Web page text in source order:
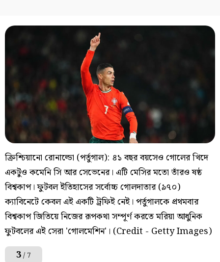
ক্রিশ্চিয়ানো রোনাল্ডো (পর্তুগাল): ৪১ বছর বয়সেও গোলের খিদে
একটুও কমেনি সি আর সেভেনের। এটি মেসির মতো তাঁরও ষষ্ঠ
বিশ্বকাপ। ফুটবল ইতিহাসের সর্বোচ্চ গোলদাতার (৯৭০)
ক্যাবিনেটে কেবল এই একটি ট্রফিই নেই। পর্তুগালকে প্রথমবার
বিশ্বকাপ জিতিয়ে নিজের রূপকথা সম্পূর্ণ করতে মরিয়া আধুনিক
ফুটবলের এই সেরা 'গোলমেশিন'। (Credit - Getty Images)
3/ 7